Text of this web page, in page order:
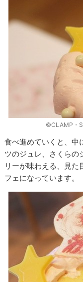
©CLAMP・
食べ進めていくと、中
ツのジュレ、さくらの
リーが味わえる、見
フェになっています。